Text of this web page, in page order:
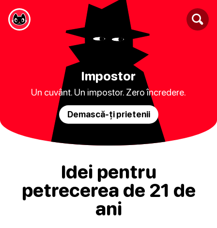
Impostor
Un cuvânt. Un impostor. Zero încredere.
Demască-ți prietenii
Idei pentru
petrecerea de 21 de
ani